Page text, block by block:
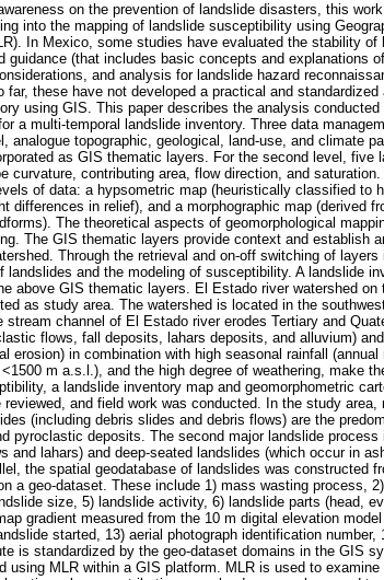
on the prevention of landslide disasters, this
into the mapping of landslide susceptibility using
In Mexico, some studies have evaluated the stability
guidance (that includes basic concepts and explanations
and analysis for landslide hazard
these have not developed a practical and standardized
using GIS. This paper describes the analysis
a multi-temporal landslide inventory. Three data
analogue topographic, geological, land-use, and climate
as GIS thematic layers. For the second level, five
curvature, contributing area, flow direction, and
of data: a hypsometric map (heuristically classified to
differences in relief), and a morphographic map (derived
The theoretical aspects of geomorphological
The GIS thematic layers provide context and establish
Through the retrieval and on-off switching of
and the modeling of susceptibility. A landslide
above GIS thematic layers. El Estado river watershed
as study area. The watershed is located in the
stream channel of El Estado river erodes Tertiary and
flows, fall deposits, lahars deposits, and alluvium)
erosion) in combination with high seasonal rainfall
m a.s.l.), and the high degree of weathering, make
a landslide inventory map and geomorphometric
reviewed, and field work was conducted. In the study
(including debris slides and debris flows) are the
pyroclastic deposits. The second major landslide
and lahars) and deep-seated landslides (which occur in
the spatial geodatabase of landslides was constructed
a geo-dataset. These include 1) mass wasting process,
size, 5) landslide activity, 6) landslide parts (head,
gradient measured from the 10 m digital elevation
started, 13) aerial photograph identification number,
is standardized by the geo-dataset domains in the GIS
using MLR within a GIS platform. MLR is used to